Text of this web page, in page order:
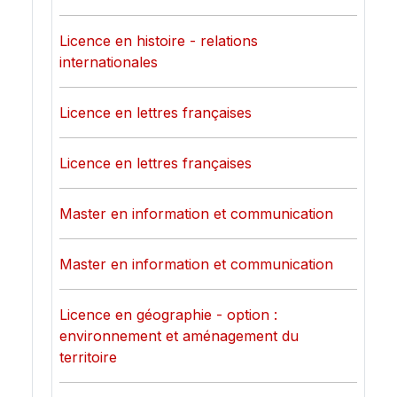
Licence en histoire - relations
internationales
Licence en lettres françaises
Licence en lettres françaises
Master en information et communication
Master en information et communication
Licence en géographie - option :
environnement et aménagement du
territoire